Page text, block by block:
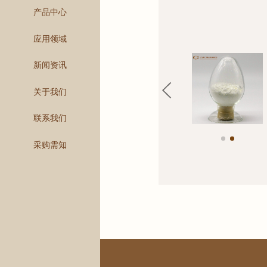
产品中心
应用领域
新闻资讯
关于我们
联系我们
采购需知